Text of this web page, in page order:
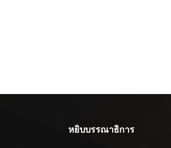
หยิบบรรณาธิการ